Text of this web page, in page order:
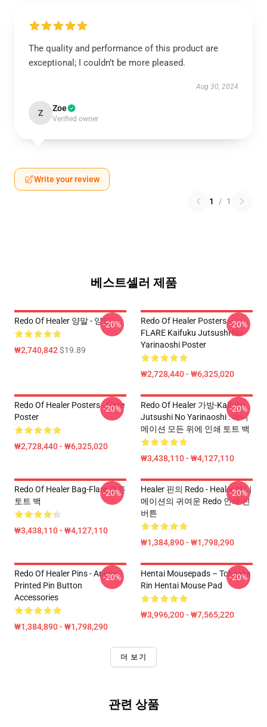
The quality and performance of this product are
exceptional; I couldn’t be more pleased.
Aug 30, 2024
Z Zoe
Verified owner
Write your review
1 / 1
베스트셀러 제품
Redo Of Healer 양말 - 양말
₩2,740,842$19.89
-20%
Redo Of Healer Posters -
FLARE Kaifuku Jutsushi No
Yarinaoshi Poster
₩2,728,440 - ₩6,325,020
-20%
Redo Of Healer Posters - Flare
Poster
₩2,728,440 - ₩6,325,020
-20%
Redo Of Healer 가방-Kaifuku
Jutsushi No Yarinaoshi : 애니
메이션 모든 위에 인쇄 토트 백
₩3,438,110 - ₩4,127,110
-20%
Redo Of Healer Bag-Flare 코튼
토트 백
₩3,438,110 - ₩4,127,110
-20%
Healer 핀의 Redo - Healer 애니
메이션의 귀여운 Redo 인쇄 핀
버튼
₩1,384,890 - ₩1,798,290
-20%
Redo Of Healer Pins - Anime
Printed Pin Button
Accessories
₩1,384,890 - ₩1,798,290
-20%
Hentai Mousepads – Tohsaka
Rin Hentai Mouse Pad
₩3,996,200 - ₩7,565,220
-20%
더 보기
관련 상품